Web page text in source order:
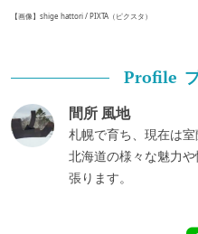
【画像】shige hattori / PIXTA（ピクスタ）
Profile
間所 風地
札幌で育ち、現在は室
北海道の様々な魅力
張ります。